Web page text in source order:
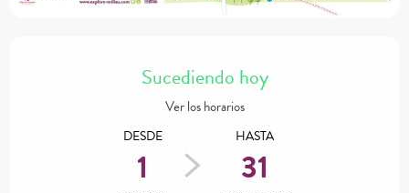
Sucediendo hoy
Ver los horarios
DESDE
1
HASTA
31